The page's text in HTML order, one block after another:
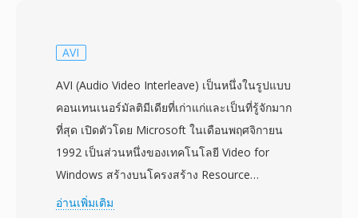
overlay ข้อมูลนำทางสำหรับการโต้ตอบกับเมนู
บนแผ่น DVD โดยมีรูปแบบการตั้งชื่อ
(VTS_01_1.VOB ฯลฯ) ที่สะท้อนโครงสร้างของชื่อ
เรื่องและส่วนของเนื้อหา ไฟล์ VOB แต่ละไฟล์จำกัด
หลายไฟล์อย่างไร้รอยต่อ รูปแบบรองรับวิดีโอทั้ง
AVI
AVI (Audio Video Interleave) เป็นหนึ่งในรูปแบบ
คอนเทนเนอร์มัลติมีเดียที่เก่าแก่และเป็นที่รู้จักมาก
ที่สุด เปิดตัวโดย Microsoft ในเดือนพฤศจิกายน
1992 เป็นส่วนหนึ่งของเทคโนโลยี Video for
Windows สร้างบนโครงสร้าง Resource
Interchange File Format (RIFF) โดย AVI จัดสลับ
อ่านเพิ่มเติม